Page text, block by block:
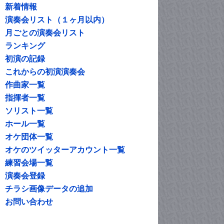
新着情報
演奏会リスト（１ヶ月以内）
月ごとの演奏会リスト
ランキング
初演の記録
これからの初演演奏会
作曲家一覧
指揮者一覧
ソリスト一覧
ホール一覧
オケ団体一覧
オケのツイッターアカウント一覧
練習会場一覧
演奏会登録
チラシ画像データの追加
お問い合わせ